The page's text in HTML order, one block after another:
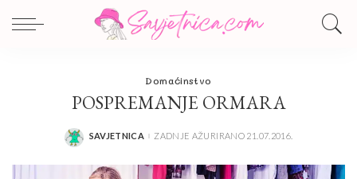
Domaćinstvo
POSPREMANJE ORMARA
POSTED
SAVJETNICA ZADNJE AŽURIRANO 21.07.2016.